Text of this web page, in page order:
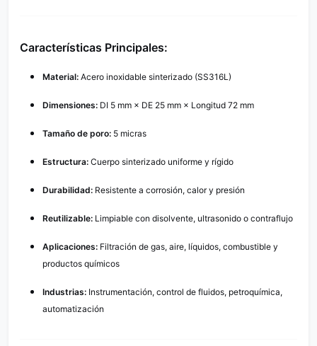
Características Principales:
Material: Acero inoxidable sinterizado (SS316L)
Dimensiones: DI 5 mm × DE 25 mm × Longitud 72 mm
Tamaño de poro: 5 micras
Estructura: Cuerpo sinterizado uniforme y rígido
Durabilidad: Resistente a corrosión, calor y presión
Reutilizable: Limpiable con disolvente, ultrasonido o contraflujo
Aplicaciones: Filtración de gas, aire, líquidos, combustible y
productos químicos
Industrias: Instrumentación, control de fluidos, petroquímica,
automatización